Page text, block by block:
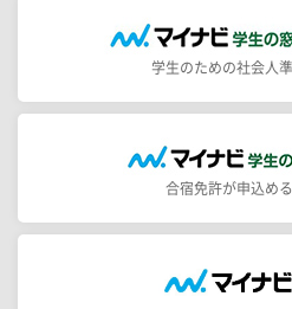
学生のための社会人
合宿免許が申込め